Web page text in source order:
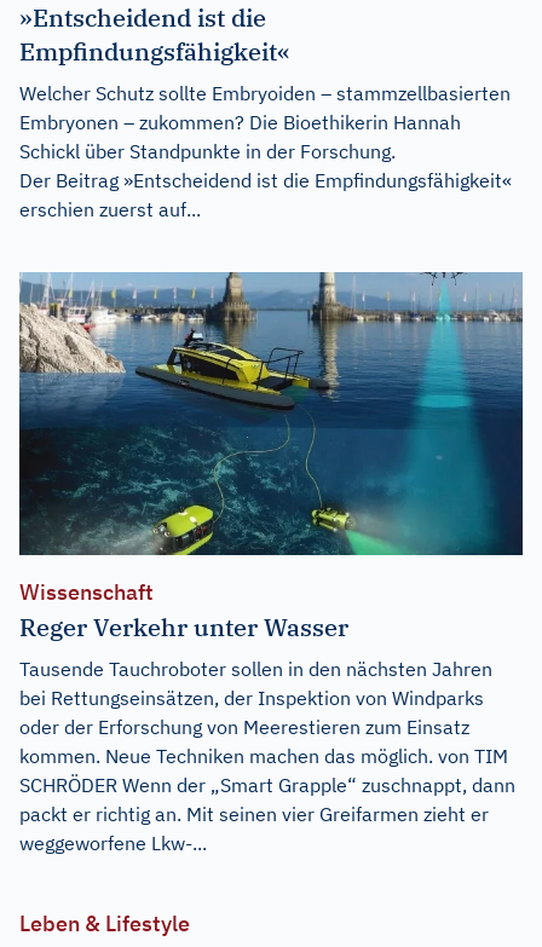
»Entscheidend ist die
Empfindungsfähigkeit«
Welcher Schutz sollte Embryoiden – stammzellbasierten
Embryonen – zukommen? Die Bioethikerin Hannah
Schickl über Standpunkte in der Forschung.
Der Beitrag »Entscheidend ist die Empfindungsfähigkeit«
erschien zuerst auf...
Wissenschaft
Reger Verkehr unter Wasser
Tausende Tauchroboter sollen in den nächsten Jahren
bei Rettungseinsätzen, der Inspektion von Windparks
oder der Erforschung von Meerestieren zum Einsatz
kommen. Neue Techniken machen das möglich. von TIM
SCHRÖDER Wenn der „Smart Grapple“ zuschnappt, dann
packt er richtig an. Mit seinen vier Greifarmen zieht er
weggeworfene Lkw-...
Leben & Lifestyle